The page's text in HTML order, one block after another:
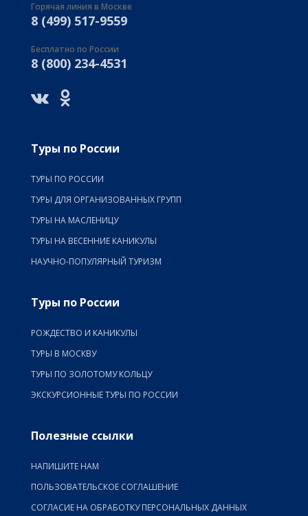
Горячая линия в Москве
8 (499) 517-9559
Бесплатно по России
8 (800) 234-4531
Туры по России
ТУРЫ ПО РОССИИ
ТУРЫ ДЛЯ ОРГАНИЗОВАННЫХ ГРУПП
ТУРЫ НА МАСЛЕНИЦУ
ТУРЫ НА ВЕСЕННИЕ КАНИКУЛЫ
НАУЧНО-ПОПУЛЯРНЫЙ ТУРИЗМ
Туры по России
РОЖДЕСТВО И КАНИКУЛЫ
ТУРЫ В МОСКВУ
ТУРЫ ПО ЗОЛОТОМУ КОЛЬЦУ
ЭКСКУРСИОННЫЕ ТУРЫ ПО РОССИИ
Полезные ссылки
НАПИШИТЕ НАМ
ПОЛЬЗОВАТЕЛЬСКОЕ СОГЛАШЕНИЕ
СОГЛАСИЕ НА ОБРАБОТКУ ПЕРСОНАЛЬНЫХ ДАННЫХ